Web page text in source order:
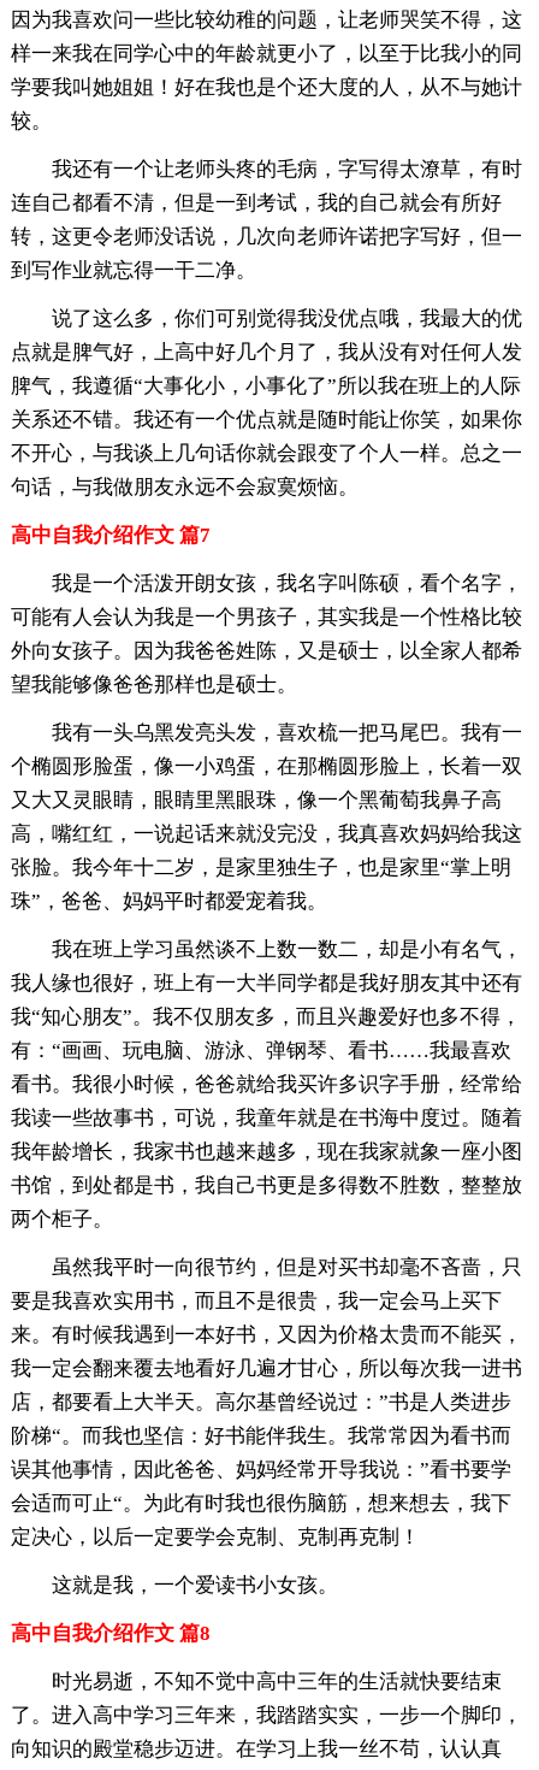
因为我喜欢问一些比较幼稚的问题，让老师哭笑不得，这
样一来我在同学心中的年龄就更小了，以至于比我小的同
学要我叫她姐姐！好在我也是个还大度的人，从不与她计
较。
我还有一个让老师头疼的毛病，字写得太潦草，有时
连自己都看不清，但是一到考试，我的自己就会有所好
转，这更令老师没话说，几次向老师许诺把字写好，但一
到写作业就忘得一干二净。
说了这么多，你们可别觉得我没优点哦，我最大的优
点就是脾气好，上高中好几个月了，我从没有对任何人发
脾气，我遵循“大事化小，小事化了”所以我在班上的人际
关系还不错。我还有一个优点就是随时能让你笑，如果你
不开心，与我谈上几句话你就会跟变了个人一样。总之一
句话，与我做朋友永远不会寂寞烦恼。
高中自我介绍作文 篇7
我是一个活泼开朗女孩，我名字叫陈硕，看个名字，
可能有人会认为我是一个男孩子，其实我是一个性格比较
外向女孩子。因为我爸爸姓陈，又是硕士，以全家人都希
望我能够像爸爸那样也是硕士。
我有一头乌黑发亮头发，喜欢梳一把马尾巴。我有一
个椭圆形脸蛋，像一小鸡蛋，在那椭圆形脸上，长着一双
又大又灵眼睛，眼睛里黑眼珠，像一个黑葡萄我鼻子高
高，嘴红红，一说起话来就没完没，我真喜欢妈妈给我这
张脸。我今年十二岁，是家里独生子，也是家里“掌上明
珠”，爸爸、妈妈平时都爱宠着我。
我在班上学习虽然谈不上数一数二，却是小有名气，
我人缘也很好，班上有一大半同学都是我好朋友其中还有
我“知心朋友”。我不仅朋友多，而且兴趣爱好也多不得，
有：“画画、玩电脑、游泳、弹钢琴、看书……我最喜欢
看书。我很小时候，爸爸就给我买许多识字手册，经常给
我读一些故事书，可说，我童年就是在书海中度过。随着
我年龄增长，我家书也越来越多，现在我家就象一座小图
书馆，到处都是书，我自己书更是多得数不胜数，整整放
两个柜子。
虽然我平时一向很节约，但是对买书却毫不吝啬，只
要是我喜欢实用书，而且不是很贵，我一定会马上买下
来。有时候我遇到一本好书，又因为价格太贵而不能买，
我一定会翻来覆去地看好几遍才甘心，所以每次我一进书
店，都要看上大半天。高尔基曾经说过：”书是人类进步
阶梯“。而我也坚信：好书能伴我生。我常常因为看书而
误其他事情，因此爸爸、妈妈经常开导我说：”看书要学
会适而可止“。为此有时我也很伤脑筋，想来想去，我下
定决心，以后一定要学会克制、克制再克制！
这就是我，一个爱读书小女孩。
高中自我介绍作文 篇8
时光易逝，不知不觉中高中三年的生活就快要结束
了。进入高中学习三年来，我踏踏实实，一步一个脚印，
向知识的殿堂稳步迈进。在学习上我一丝不苟，认认真